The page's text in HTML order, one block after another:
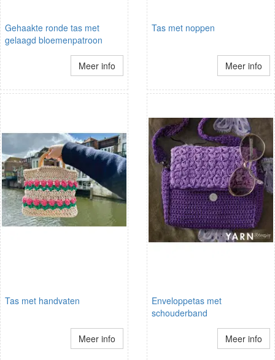
Gehaakte ronde tas met
gelaagd bloemenpatroon
Meer info
Tas met noppen
Meer info
Tas met handvaten
Meer info
Enveloppetas met
schouderband
Meer info